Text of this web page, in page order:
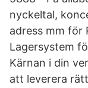
nyckeltal,
adress mm för
Lagersystem
Kärnan i din
att leverera